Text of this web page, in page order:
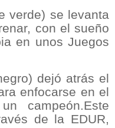
verde) se levanta
con el sueño
en unos Juegos
dejó atrás el
enfocarse en el
campeón.Este
de la EDUR,